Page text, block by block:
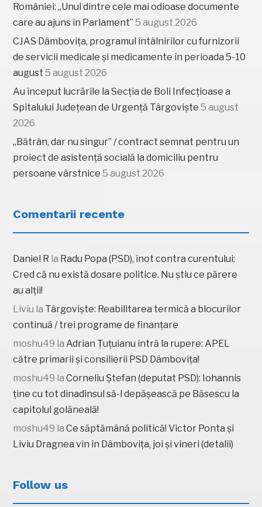
României: „Unul dintre cele mai odioase documente
care au ajuns în Parlament” 5 august 2026
CJAS Dâmbovița, programul întâlnirilor cu furnizorii
de servicii medicale și medicamente în perioada 5-10
august 5 august 2026
Au început lucrările la Secția de Boli Infecțioase a
Spitalului Județean de Urgență Târgoviște 5 august
2026
„Bătrân, dar nu singur” / contract semnat pentru un
proiect de asistență socială la domiciliu pentru
persoane vârstnice 5 august 2026
Comentarii recente
Daniel R la Radu Popa (PSD), înot contra curentului:
Cred că nu există dosare politice. Nu știu ce părere
au alții!
Liviu la Târgoviște: Reabilitarea termică a blocurilor
continuă / trei programe de finanțare
moshu49 la Adrian Țuțuianu intră la rupere: APEL
către primarii și consilierii PSD Dâmbovița!
moshu49 laCorneliu Ștefan (deputat PSD): Iohannis
ține cu tot dinadinsul să-l depășească pe Băsescu la
capitolul golăneală!
moshu49 laCe săptămână politică! Victor Ponta și
Liviu Dragnea vin în Dâmbovița, joi și vineri (detalii)
Follow us